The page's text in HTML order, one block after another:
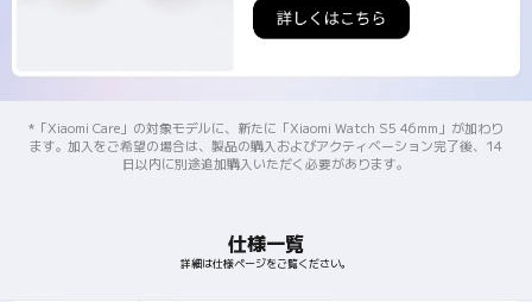
*「Xiaomi Care」の対象モデルに、新たに「Xiaomi Watch S5 46mm」が加わり
ます。加入をご希望の場合は、製品の購入およびアクティベーション完了後、14
日以内に別途追加購入いただく必要があります。
仕様一覧
詳細は仕様ページをご覧ください。